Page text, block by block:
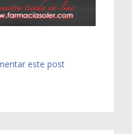
este post